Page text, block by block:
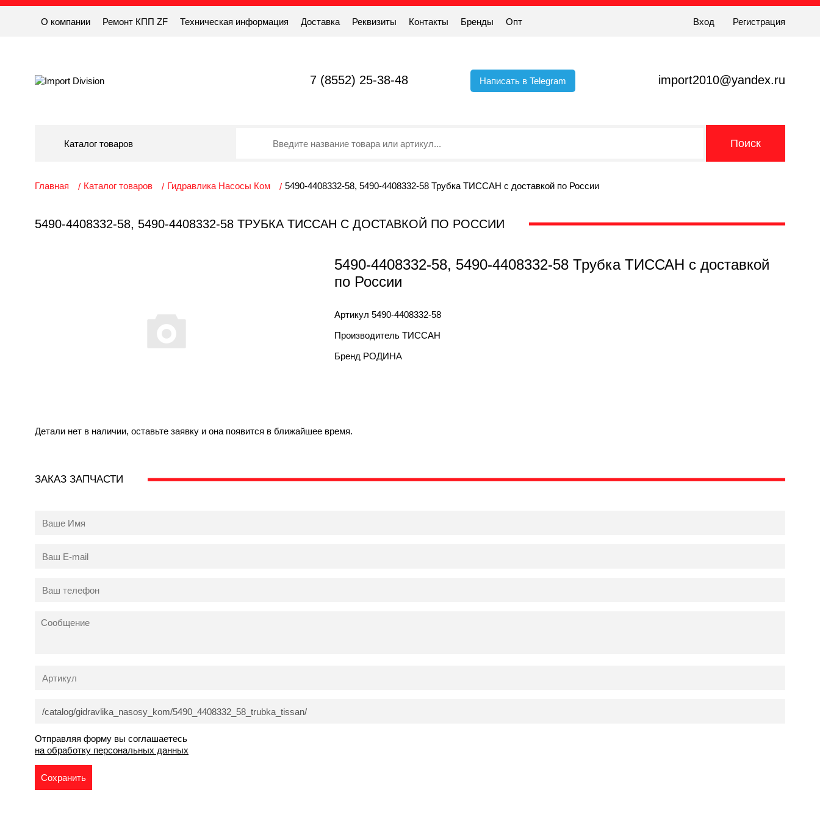
О компании Ремонт КПП ZF Техническая информация Доставка Реквизиты Контакты Бренды Опт Вход Регистрация
7 (8552) 25-38-48 Написать в Telegram import2010@yandex.ru
Каталог товаров
Главная Каталог товаров Гидравлика Насосы Ком 5490-4408332-58, 5490-4408332-58 Трубка ТИССАН с доставкой по России
5490-4408332-58, 5490-4408332-58 ТРУБКА ТИССАН С ДОСТАВКОЙ ПО РОССИИ
5490-4408332-58, 5490-4408332-58 Трубка ТИССАН с доставкой
по России
Артикул 5490-4408332-58
Производитель ТИССАН
Бренд РОДИНА
Детали нет в наличии, оставьте заявку и она появится в ближайшее время.
ЗАКАЗ ЗАПЧАСТИ
Отправляя форму вы соглашаетесь
на обработку персональных данных